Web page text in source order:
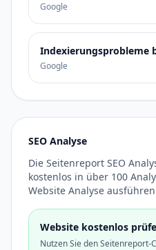
Google
Indexierungsprobleme
Google
SEO Analyse
Die Seitenreport SEO
kostenlos in über 100
Website Analyse ausführen
Website kostenlos
Nutzen Sie den Seitenreport-